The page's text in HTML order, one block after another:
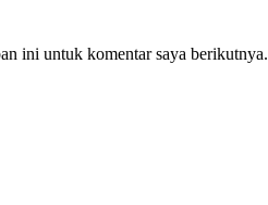
ini untuk komentar saya berikutnya.